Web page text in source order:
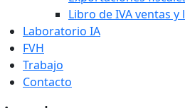
Libro de IVA ventas
Laboratorio IA
FVH
Trabajo
Contacto